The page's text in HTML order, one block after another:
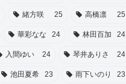
緒方咲 25 高橋凛 25
華彩なな 24 林田百加 24
入間ゆい 24 琴井ありさ 24
池田夏希 23 雨下いのり 23